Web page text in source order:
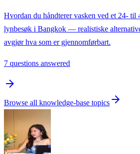
Hvordan du håndterer vasken ved et 24- til
lynbesøk i Bangkok — realistiske
avgjør hva som er gjennomførbart.
7 questions answered
Browse all knowledge-base topics